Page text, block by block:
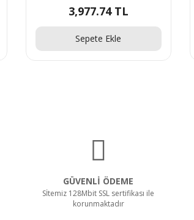
3,977.74 TL
Sepete Ekle
GÜVENLİ ÖDEME
Sİtemiz 128Mbit SSL sertifikası ile
korunmaktadır